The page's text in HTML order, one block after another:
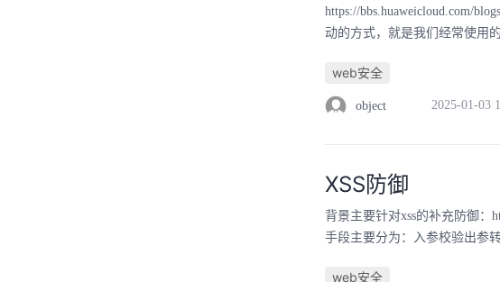
https://bbs.huaweicloud.com/
动的方式，就是我们经常使用
web安全
object 2025-01-03
XSS防御
背景主要针对xss的补充防御：
手段主要分为：入参校验出参
web安全